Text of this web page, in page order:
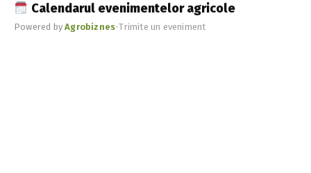
Calendarul evenimentelor agricole
Powered byAgrobiznes•Trimite un eveniment